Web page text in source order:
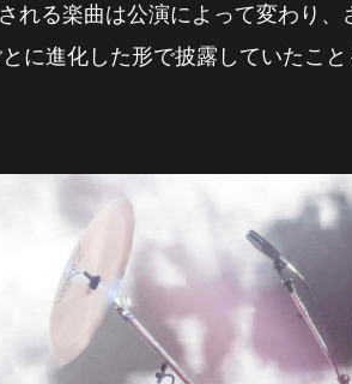
れる楽曲は公演によって変わり、
に進化した形で披露していたこ